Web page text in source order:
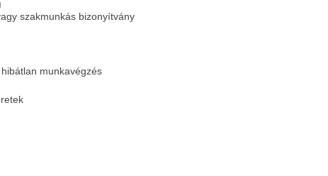
szakmunkás bizonyítvány
munkavégzés